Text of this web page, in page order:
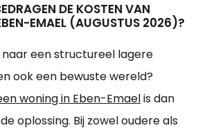
DE KOSTEN VAN
EMAEL (AUGUSTUS 2026)?
naar een structureel lagere
ook een bewuste wereld?
woning in Eben-Emaelis dan
oplossing. Bij zowel oudere als